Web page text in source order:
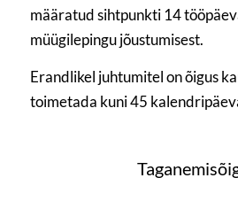
määratud sihtpunkti 14
müügilepingu jõustumisest.
Erandlikel juhtumitel on õigus
toimetada kuni 45